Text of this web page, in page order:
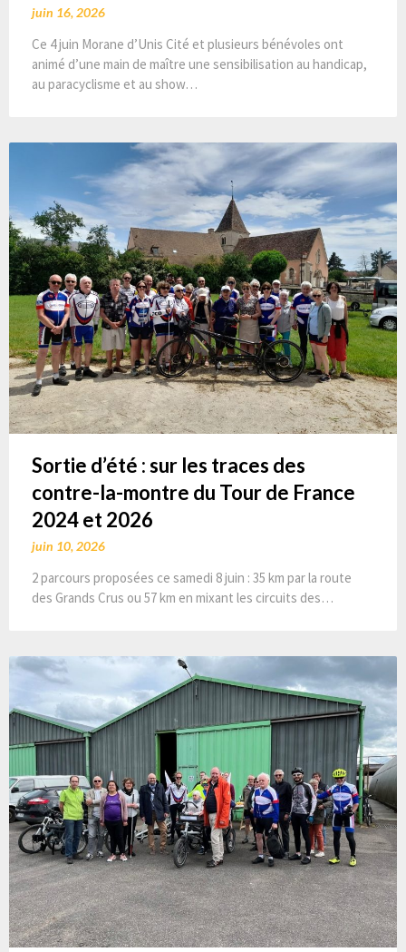
juin 16, 2026
Ce 4 juin Morane d’Unis Cité et plusieurs bénévoles ont
animé d’une main de maître une sensibilisation au handicap,
au paracyclisme et au show…
Sortie d’été : sur les traces des
contre-la-montre du Tour de France
2024 et 2026
juin 10, 2026
2 parcours proposées ce samedi 8 juin : 35 km par la route
des Grands Crus ou 57 km en mixant les circuits des…